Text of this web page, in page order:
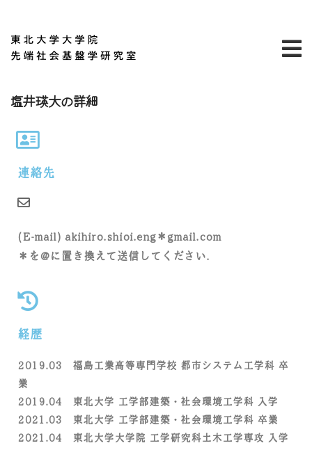
塩井瑛大の詳細
連絡先
(E-mail) akihiro.shioi.eng＊gmail.com
＊を@に置き換えて送信してください.
経歴
2019.03 福島工業高等専門学校 都市システム工学科 卒
業
2019.04 東北大学 工学部建築・社会環境工学科 入学
2021.03 東北大学 工学部建築・社会環境工学科 卒業
2021.04 東北大学大学院 工学研究科土木工学専攻 入学